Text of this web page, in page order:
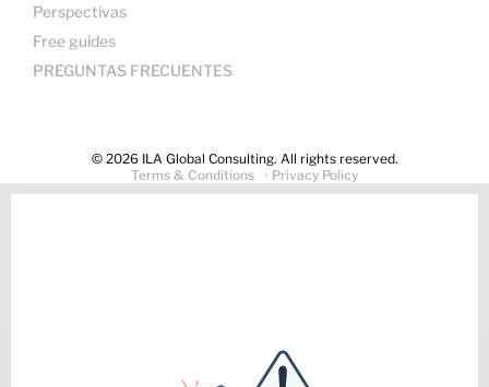
Perspectivas
Free guides
PREGUNTAS FRECUENTES
© 2026 ILA Global Consulting. All rights reserved.
Terms & Conditions
· Privacy Policy